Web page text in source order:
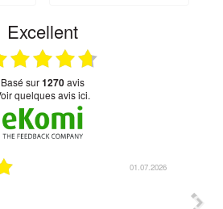
Excellent
basé sur1270avis
Voir quelques avis ici.
01.07.2026